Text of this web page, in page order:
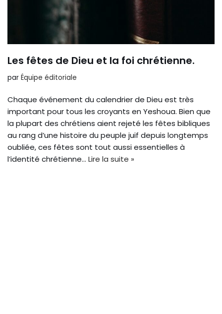
Les fêtes de Dieu et la foi chrétienne.
par Équipe éditoriale
Chaque événement du calendrier de Dieu est très
important pour tous les croyants en Yeshoua. Bien que
la plupart des chrétiens aient rejeté les fêtes bibliques
au rang d’une histoire du peuple juif depuis longtemps
oubliée, ces fêtes sont tout aussi essentielles à
l’identité chrétienne… Lire la suite »